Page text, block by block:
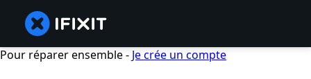
Pour réparer ensemble - Je crée un compte